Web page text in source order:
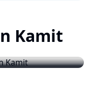
Kamit
Dan Kamit